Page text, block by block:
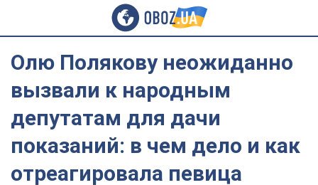
Олю Полякову неожиданно
вызвали к народным
депутатам для дачи
показаний: в чем дело и как
отреагировала певица